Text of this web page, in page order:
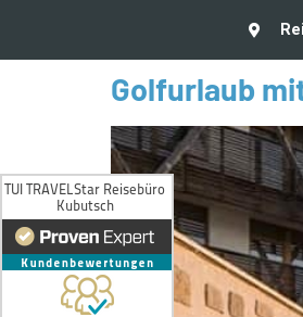
Golfurlaub